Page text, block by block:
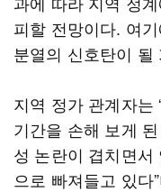
피할 전망이다. 여
분열의 신호탄이 될
지역 정가 관계자는
기간을 손해 보게
성 논란이 겹치면
으로 빠져들고 있다